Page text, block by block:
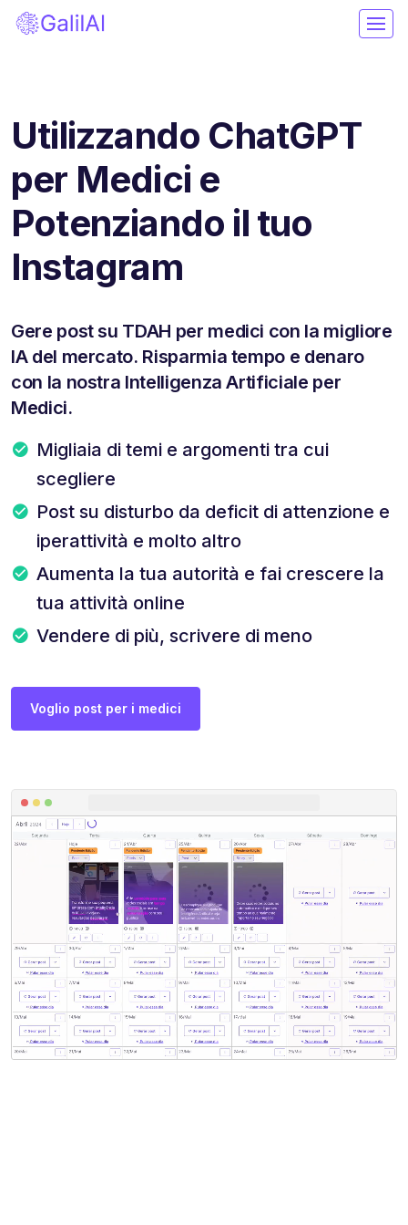
Utilizzando ChatGPT
per Medici e
Potenziando il tuo
Instagram
Gere post su TDAH per medici con la migliore
IA del mercato. Risparmia tempo e denaro
con la nostra Intelligenza Artificiale per
Medici.
Migliaia di temi e argomenti tra cui
scegliere
Post su disturbo da deficit di attenzione e
iperattività e molto altro
Aumenta la tua autorità e fai crescere la
tua attività online
Vendere di più, scrivere di meno
Voglio post per i medici